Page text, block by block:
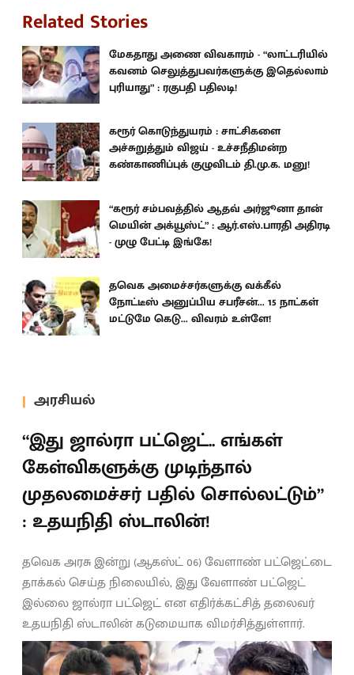
Related Stories
மேகதாது அணை விவகாரம் - “லாட்டரியில்
கவனம் செலுத்துபவர்களுக்கு இதெல்லாம்
புரியாது” : ரகுபதி பதிலடி!
கரூர் கொடுந்துயரம் : சாட்சிகளை
அச்சுறுத்தும் விஜய் - உச்சநீதிமன்ற
கண்காணிப்புக் குழுவிடம் தி.மு.க. மனு!
“கரூர் சம்பவத்தில் ஆதவ் அர்ஜூனா தான்
மெயின் அக்யூஸ்ட்” : ஆர்.எஸ்.பாரதி அதிரடி
- முழு பேட்டி இங்கே!
தவெக அமைச்சர்களுக்கு வக்கீல்
நோட்டீஸ் அனுப்பிய சபரீசன்... 15 நாட்கள்
மட்டுமே கெடு... விவரம் உள்ளே!
அரசியல்
“இது ஜால்ரா பட்ஜெட்.. எங்கள்
கேள்விகளுக்கு முடிந்தால்
முதலமைச்சர் பதில் சொல்லட்டும்”
: உதயநிதி ஸ்டாலின்!
தவெக அரசு இன்று (ஆகஸ்ட் 06) வேளாண் பட்ஜெட்டை
தாக்கல் செய்த நிலையில், இது வேளாண் பட்ஜெட்
இல்லை ஜால்ரா பட்ஜெட் என எதிர்க்கட்சித் தலைவர்
உதயநிதி ஸ்டாலின் கடுமையாக விமர்சித்துள்ளார்.